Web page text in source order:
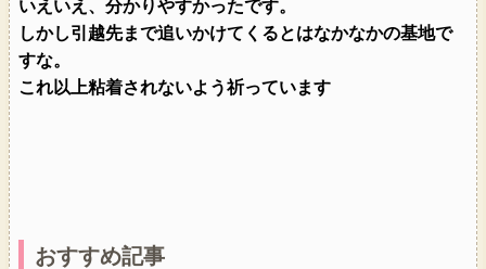
いえいえ、分かりやすかったです。
しかし引越先まで追いかけてくるとはなかなかの基地で
すな。
これ以上粘着されないよう祈っています
おすすめ記事